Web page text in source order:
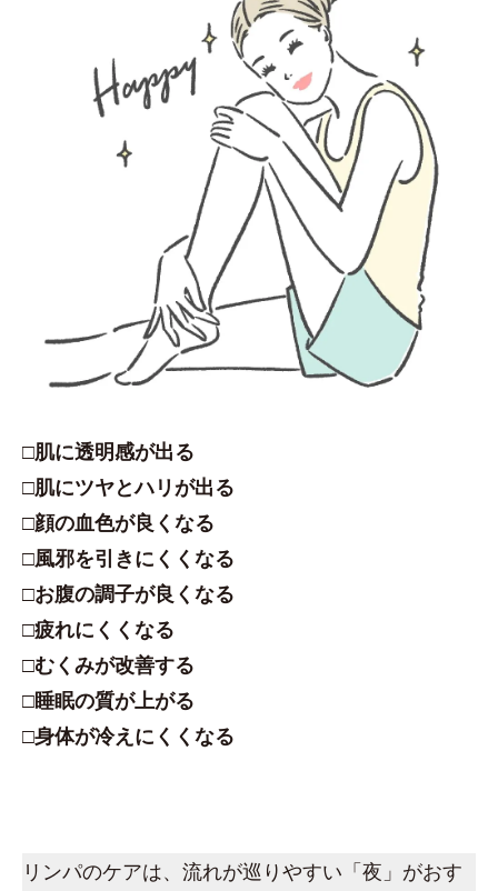
□肌に透明感が出る
□肌にツヤとハリが出る
□顔の血色が良くなる
□風邪を引きにくくなる
□お腹の調子が良くなる
□疲れにくくなる
□むくみが改善する
□睡眠の質が上がる
□身体が冷えにくくなる
リンパのケアは、流れが巡りやすい「夜」がおす